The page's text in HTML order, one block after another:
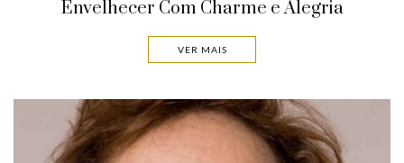
Envelhecer Com Charme e Alegria
VER MAIS